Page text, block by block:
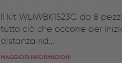
ITALIAN
Il kit WLIWBK1523C da 8
tutto ciò che occorre per
distanza rid...
MAGGIORI INFORMAZIONI